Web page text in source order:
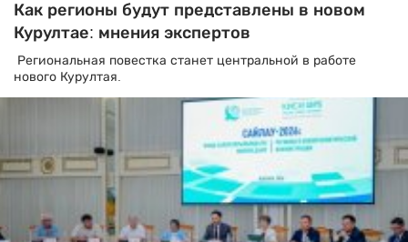
Как регионы будут представлены в новом
Курултае: мнения экспертов
Региональная повестка станет центральной в работе
нового Курултая.